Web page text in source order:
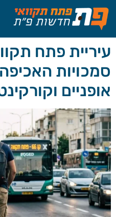
לתוכן
עיריית פתח
סמכויות
אופניים